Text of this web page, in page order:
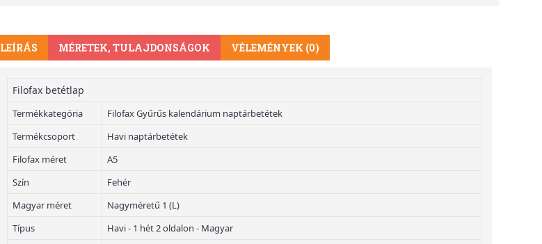
LEÍRÁS MÉRETEK, TULAJDONSÁGOK VÉLEMÉNYEK (0)
Filofax betétlap
Termékkategória
Filofax Gyűrűs kalendárium naptárbetétek
Termékcsoport
Havi naptárbetétek
Filofax méret
A5
Szín
Fehér
Magyar méret
Nagyméretű 1 (L)
Típus
Havi - 1 hét 2 oldalon - Magyar